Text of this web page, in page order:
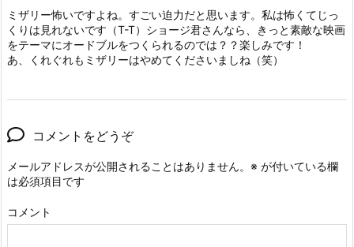
ミザリー怖いですよね。すごい迫力だと思います。私は怖くてじっ
くりは見れないです（T-T）ショージ君さんなら、きっと素敵な映画
をテーマにオードブルをつくられるのでは？？楽しみです！
あ、くれぐれもミザリーはやめてくださいましね（笑）
コメントをどうぞ
メールアドレスが公開されることはありません。 ※ が付いている欄
は必須項目です
コメント